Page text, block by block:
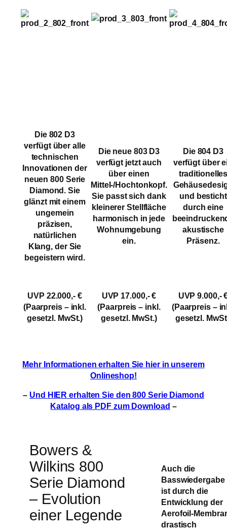
Die 802 D3
verfügt über alle
technischen
Innovationen der
neuen 800 Serie
Diamond. Sie
glänzt mit einem
ungemein
präzisen,
natürlichen
Klang, der Sie
begeistern wird.
Die neue 803 D3
verfügt jetzt auch
über einen
Mittel-/Hochtonkopf.
Sie passt sich dank
kleinerer Stellfläche
harmonisch in jede
Wohnumgebung
ein.
Die 804 D3
verfügt über
und besticht
durch eine
akustische
Präsenz.
UVP 22.000,- €
(Paarpreis – inkl.
gesetzl. MwSt.)
UVP 17.000,- €
(Paarpreis – inkl.
gesetzl. MwSt.)
UVP 9.000,-
(Paarpreis –
gesetzl.
Mehr Informationen erhalten Sie hierin unserem
Onlineshop!
– Und HIER erhalten Sie den 800 Serie Diamond
Katalog als PDF zum Download –
Bowers &
Wilkins 800
Serie Diamond
– Evolution
einer Legende
Auch die
Basswiedergabe
ist durch die
Entwicklung der
Aerofoil-
drastisch